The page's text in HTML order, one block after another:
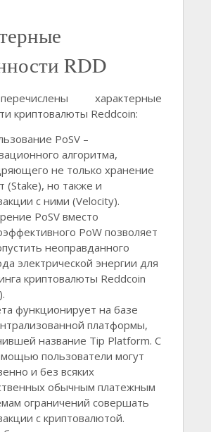
RDD
характерные
криптовалюты Reddcoin:
PoSV –
алгоритма,
не только хранение
(Stake), но также и
с ними (Velocity).
PoSV вместо
PoW позволяет
неоправданного
электрической энергии для
криптовалюты Reddcoin
функционирует на базе
платформы,
название Tip Platform. С
пользователи могут
и без всяких
обычным платежным
ограничений совершать
с криптовалютой.